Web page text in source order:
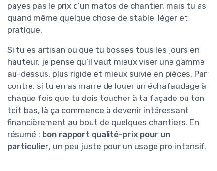
payes pas le prix d’un matos de chantier, mais tu as
quand même quelque chose de stable, léger et
pratique.
Si tu es artisan ou que tu bosses tous les jours en
hauteur, je pense qu’il vaut mieux viser une gamme
au-dessus, plus rigide et mieux suivie en pièces. Par
contre, si tu en as marre de louer un échafaudage à
chaque fois que tu dois toucher à ta façade ou ton
toit bas, là ça commence à devenir intéressant
financièrement au bout de quelques chantiers. En
résumé : bon rapport qualité-prix pour un
particulier, un peu juste pour un usage pro intensif.